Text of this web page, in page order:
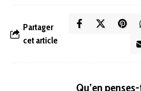
Partager
cet article
Qu’en